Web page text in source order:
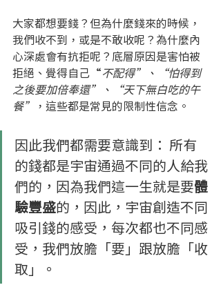
大家都想要錢？但為什麼錢來的時候，
我們收不到，或是不敢收呢？為什麼內
心深處會有抗拒呢？底層原因是害怕被
拒絕、覺得自己“不配得”、“怕得到
之後要加倍奉還”、“天下無白吃的午
餐” ，這些都是常見的限制性信念。
因此我們都需要意識到： 所有
的錢都是宇宙通過不同的人給我
們的，因為我們這一生就是要體
驗豐盛的，因此，宇宙創造不同
吸引錢的感受，每次都也不同感
受，我們放膽「要」跟放膽「收
取」。